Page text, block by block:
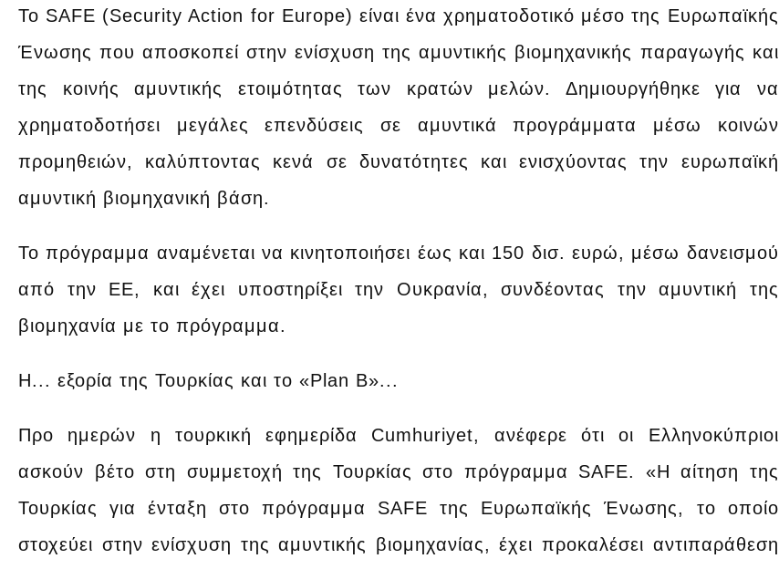
Το SAFE (Security Action for Europe) είναι ένα χρηματοδοτικό μέσο της Ευρωπαϊκής
Ένωσης που αποσκοπεί στην ενίσχυση της αμυντικής βιομηχανικής παραγωγής και
της κοινής αμυντικής ετοιμότητας των κρατών μελών. Δημιουργήθηκε για να
χρηματοδοτήσει μεγάλες επενδύσεις σε αμυντικά προγράμματα μέσω κοινών
προμηθειών, καλύπτοντας κενά σε δυνατότητες και ενισχύοντας την ευρωπαϊκή
αμυντική βιομηχανική βάση.
Το πρόγραμμα αναμένεται να κινητοποιήσει έως και 150 δισ. ευρώ, μέσω δανεισμού
από την ΕΕ, και έχει υποστηρίξει την Ουκρανία, συνδέοντας την αμυντική της
βιομηχανία με το πρόγραμμα.
Η... εξορία της Τουρκίας και το «Plan B»...
Προ ημερών η τουρκική εφημερίδα Cumhuriyet, ανέφερε ότι οι Ελληνοκύπριοι
ασκούν βέτο στη συμμετοχή της Τουρκίας στο πρόγραμμα SAFE. «H αίτηση της
Τουρκίας για ένταξη στο πρόγραμμα SAFE της Ευρωπαϊκής Ένωσης, το οποίο
στοχεύει στην ενίσχυση της αμυντικής βιομηχανίας, έχει προκαλέσει αντιπαράθεση